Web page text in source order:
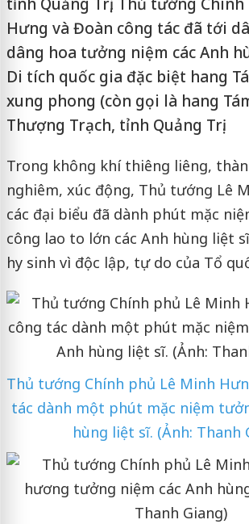
Hưng và Đoàn công tác đã tới
dâng hoa tưởng niệm các Anh
Di tích quốc gia đặc biệt hang
xung phong (còn gọi là hang
Thượng Trạch, tỉnh Quảng Trị.
Trong không khí thiêng liêng,
nghiêm, xúc động, Thủ tướng Lê
các đại biểu đã dành phút mặc
công lao to lớn các Anh hùng liệt
hy sinh vì độc lập, tự do của Tổ
Thủ tướng Chính phủ Lê Minh
tác dành một phút mặc niệm
hùng liệt sĩ. (Ảnh: Thanh